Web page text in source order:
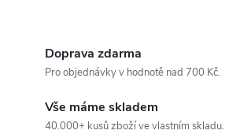
Doprava zdarma
Pro objednávky v hodnotě nad 700 Kč.
Vše máme skladem
40.000+ kusů zboží ve vlastním skladu.